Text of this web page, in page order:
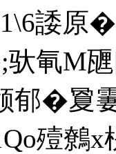
諉原
M甅[
郁�夐
殪鷯